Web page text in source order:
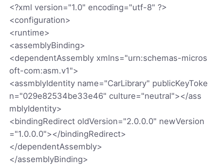
<?xml version="1.0" encoding="utf-8" ?>
<configuration>
<runtime>
<assemblyBinding>
<dependentAssembly xmlns="urn:schemas-micros
oft-com:asm.v1">
<assmblyIdentity name="CarLibrary" publicKeyToke
n="029e82534be33e46" culture="neutral"></ass
mblyIdentity>
<bindingRedirect oldVersion="2.0.0.0" newVersion
="1.0.0.0"></bindingRedirect>
</dependentAssembly>
</assemblyBinding>